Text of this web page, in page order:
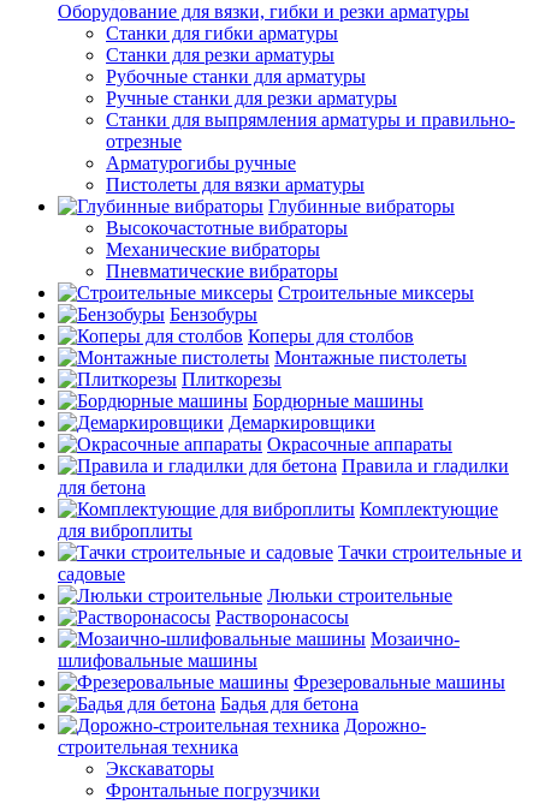
Оборудование для вязки, гибки и резки арматуры
Станки для гибки арматуры
Станки для резки арматуры
Рубочные станки для арматуры
Ручные станки для резки арматуры
Станки для выпрямления арматуры и правильно-
отрезные
Арматурогибы ручные
Пистолеты для вязки арматуры
Глубинные вибраторы
Высокочастотные вибраторы
Механические вибраторы
Пневматические вибраторы
Строительные миксеры
Бензобуры
Коперы для столбов
Монтажные пистолеты
Плиткорезы
Бордюрные машины
Демаркировщики
Окрасочные аппараты
Правила и гладилки
для бетона
Комплектующие
для виброплиты
Тачки строительные и
садовые
Люльки строительные
Растворонасосы
Мозаично-
шлифовальные машины
Фрезеровальные машины
Бадья для бетона
Дорожно-
строительная техника
Экскаваторы
Фронтальные погрузчики